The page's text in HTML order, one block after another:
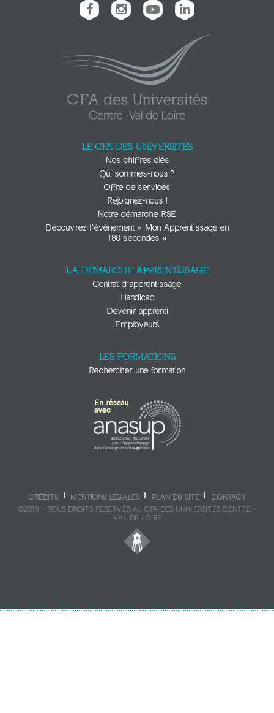
LE CFA DES UNIVERSITÉS
Nos chiffres clés
Qui sommes-nous ?
Offre de services
Rejoignez-nous !
Notre démarche RSE
Découvrez l’évènement « Mon Apprentissage en
180 secondes »
LA DÉMARCHE APPRENTISSAGE
Contrat d’apprentissage
Handicap
Devenir apprenti
Employeurs
LES FORMATIONS
Rechercher une formation
CRÉDITS MENTIONS LÉGALES PLAN DU SITE
CONTACT
©2019 - TOUS DROITS RÉSERVÉS AU CFA DES UNIVERSITÉS CENTRE -
VAL DE LOIRE